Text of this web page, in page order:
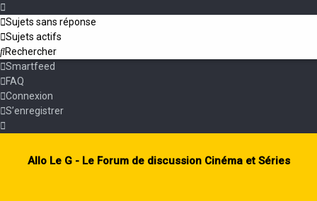
Sujets sans réponse
Sujets actifs
Rechercher
Smartfeed
FAQ
Connexion
S’enregistrer
Allo Le G - Le Forum de discussion Cinéma et Séries